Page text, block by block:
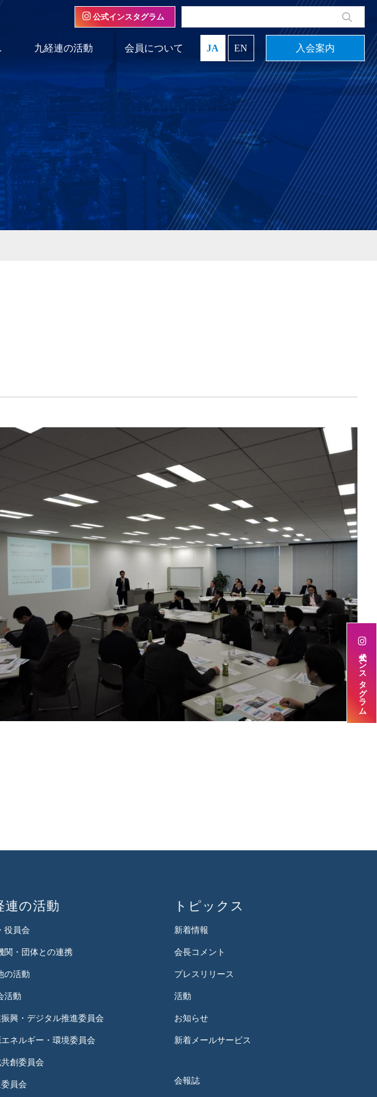
九経連の活動 会員について JA EN 入会案内
公式インスタグラム
連の活動
役員会
関・団体との連携
の活動
活動
興・デジタル推進委員会
ネルギー・環境委員会
創委員会
員会
トピックス
新着情報
会長コメント
プレスリリース
活動
お知らせ
新着メールサービス
会報誌
公式インスタグラム